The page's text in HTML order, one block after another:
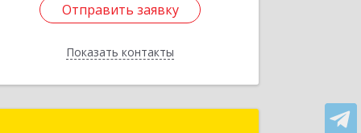
Отправить заявку
Показать контакты
Отправить заявку
Назад